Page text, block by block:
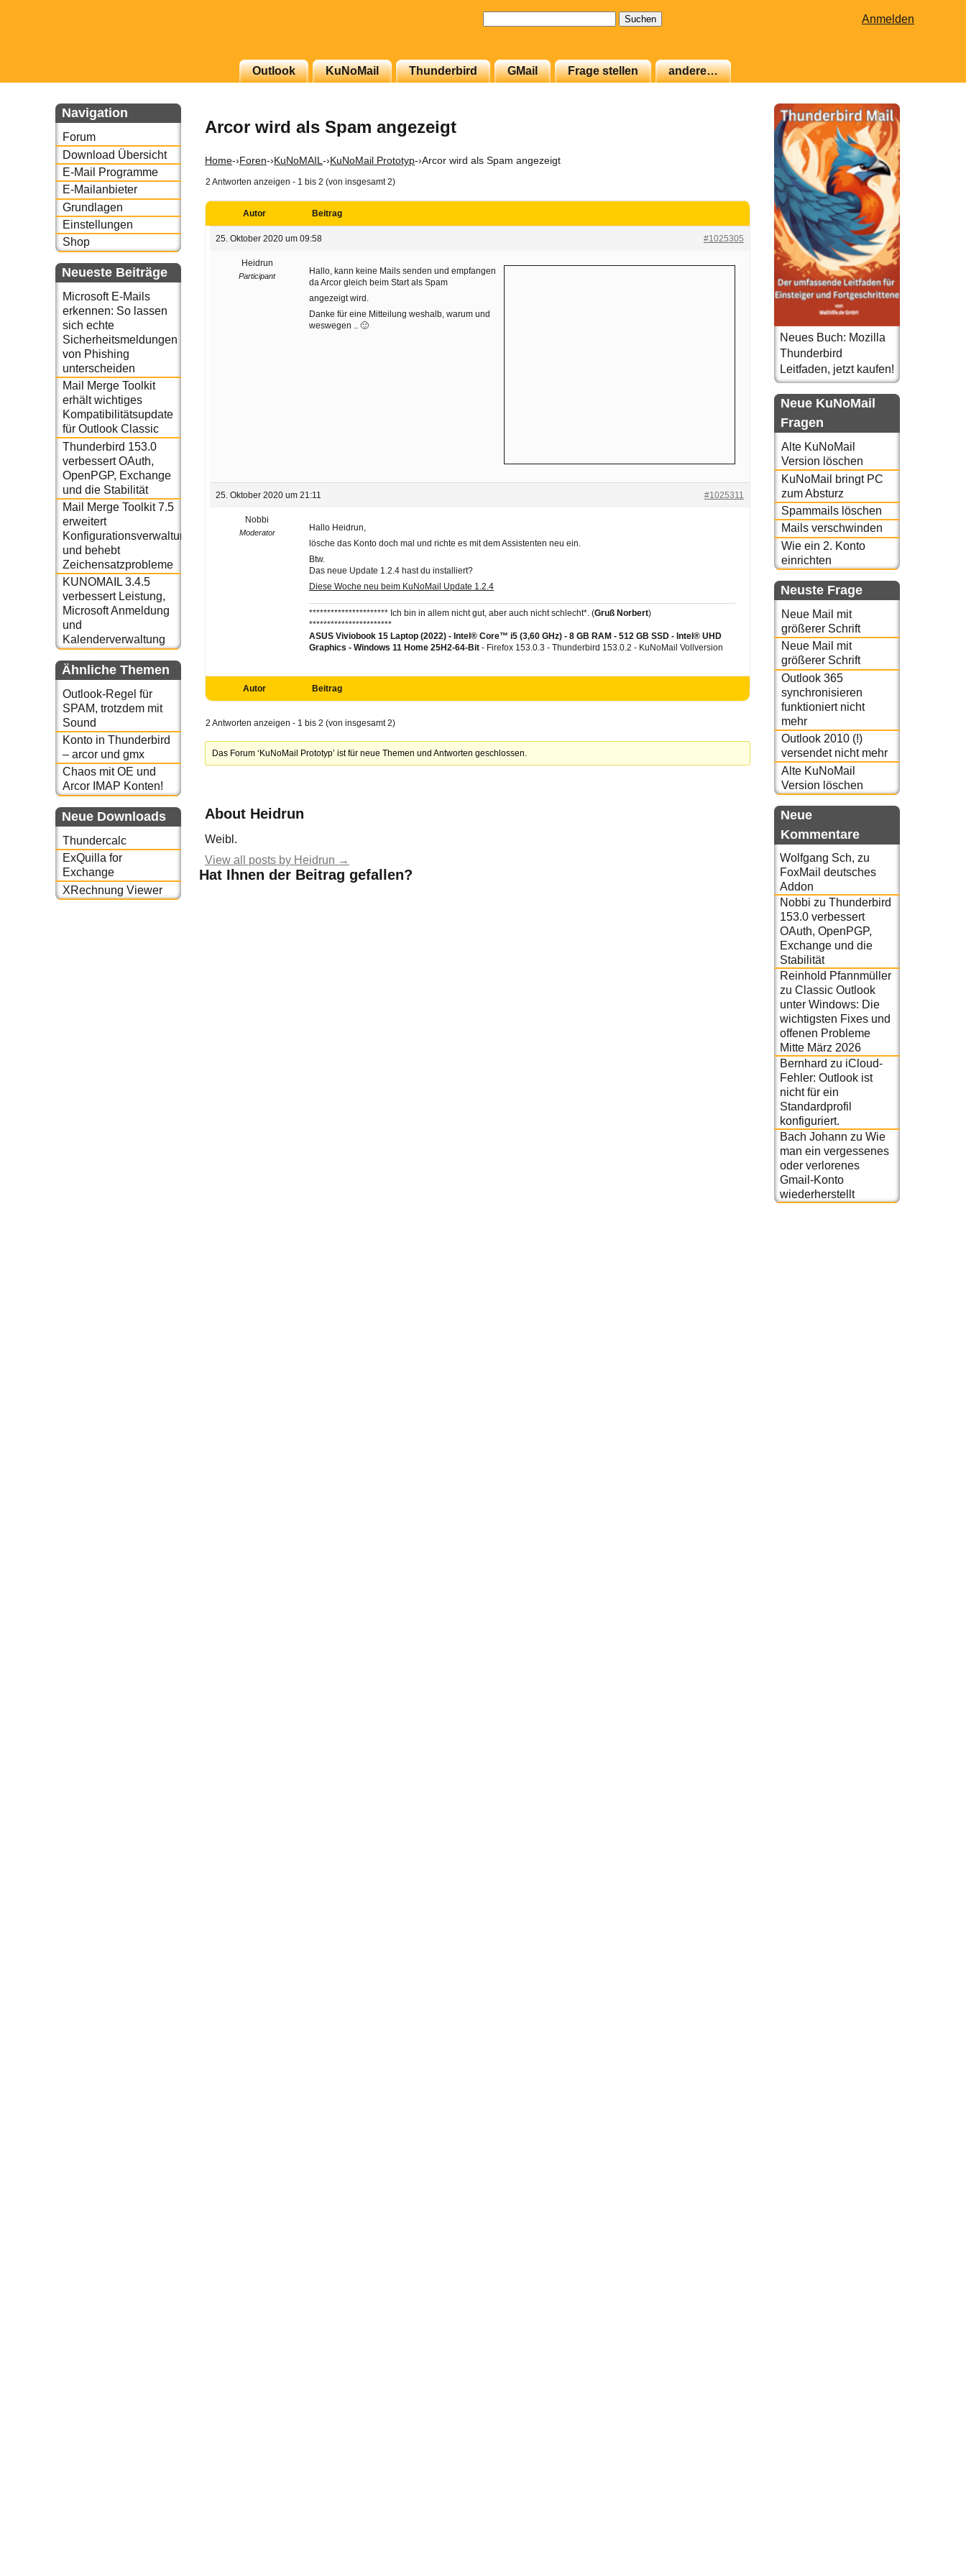
Anmelden
Outlook KuNoMail Thunderbird GMail Frage stellen andere…
Navigation
Forum
Download Übersicht
E-Mail Programme
E-Mailanbieter
Grundlagen
Einstellungen
Shop
Neueste Beiträge
Microsoft E-Mails
erkennen: So lassen
sich echte
Sicherheitsmeldungen
von Phishing
unterscheiden
Mail Merge Toolkit
erhält wichtiges
Kompatibilitätsupdate
für Outlook Classic
Thunderbird 153.0
verbessert OAuth,
OpenPGP, Exchange
und die Stabilität
Mail Merge Toolkit 7.5
erweitert
Konfigurationsverwaltung
und behebt
Zeichensatzprobleme
KUNOMAIL 3.4.5
verbessert Leistung,
Microsoft Anmeldung
und
Kalenderverwaltung
Ähnliche Themen
Outlook-Regel für
SPAM, trotzdem mit
Sound
Konto in Thunderbird
– arcor und gmx
Chaos mit OE und
Arcor IMAP Konten!
Neue Downloads
Thundercalc
ExQuilla for
Exchange
XRechnung Viewer
Arcor wird als Spam angezeigt
Home-›Foren-›KuNoMAIL-›KuNoMail Prototyp-›Arcor wird als Spam angezeigt
2 Antworten anzeigen - 1 bis 2 (von insgesamt 2)
Autor Beitrag
25. Oktober 2020 um 09:58 #1025305
Heidrun
Participant
Hallo, kann keine Mails senden und empfangen
da Arcor gleich beim Start als Spam
angezeigt wird.
Danke für eine Mitteilung weshalb, warum und
weswegen .. 🙂
25. Oktober 2020 um 21:11 #1025311
Nobbi
Moderator
Hallo Heidrun,
lösche das Konto doch mal und richte es mit dem Assistenten neu ein.
Btw.
Das neue Update 1.2.4 hast du installiert?
Diese Woche neu beim KuNoMail Update 1.2.4
********************** Ich bin in allem nicht gut, aber auch nicht schlecht*. (Gruß Norbert)
***********************
ASUS Viviobook 15 Laptop (2022) - Intel® Core™ i5 (3,60 GHz) - 8 GB RAM - 512 GB SSD - Intel® UHD
Graphics -Windows 11 Home 25H2-64-Bit - Firefox 153.0.3 - Thunderbird 153.0.2 - KuNoMail Vollversion
Autor Beitrag
2 Antworten anzeigen - 1 bis 2 (von insgesamt 2)
Das Forum ‘KuNoMail Prototyp’ ist für neue Themen und Antworten geschlossen.
About Heidrun
Weibl.
View all posts by Heidrun →
Hat Ihnen der Beitrag gefallen?
Neues Buch: Mozilla
Thunderbird
Leitfaden, jetzt kaufen!
Neue KuNoMail
Fragen
Alte KuNoMail
Version löschen
KuNoMail bringt PC
zum Absturz
Spammails löschen
Mails verschwinden
Wie ein 2. Konto
einrichten
Neuste Frage
Neue Mail mit
größerer Schrift
Neue Mail mit
größerer Schrift
Outlook 365
synchronisieren
funktioniert nicht
mehr
Outlook 2010 (!)
versendet nicht mehr
Alte KuNoMail
Version löschen
Neue
Kommentare
Wolfgang Sch, zu
FoxMail deutsches
Addon
Nobbi zu Thunderbird
153.0 verbessert
OAuth, OpenPGP,
Exchange und die
Stabilität
Reinhold Pfannmüller
zu Classic Outlook
unter Windows: Die
wichtigsten Fixes und
offenen Probleme
Mitte März 2026
Bernhard zu iCloud-
Fehler: Outlook ist
nicht für ein
Standardprofil
konfiguriert.
Bach Johann zu Wie
man ein vergessenes
oder verlorenes
Gmail-Konto
wiederherstellt
oder auch